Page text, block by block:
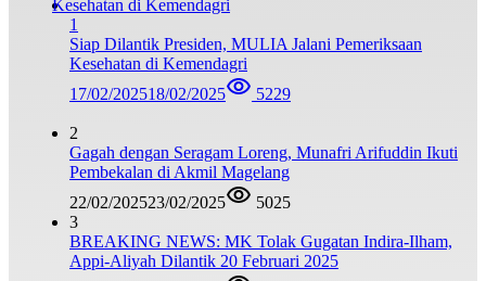
1
Siap Dilantik Presiden, MULIA Jalani Pemeriksaan
Kesehatan di Kemendagri
17/02/202518/02/2025 5229
2
Gagah dengan Seragam Loreng, Munafri Arifuddin Ikuti
Pembekalan di Akmil Magelang
22/02/202523/02/2025
5025
3
BREAKING NEWS: MK Tolak Gugatan Indira-Ilham,
Appi-Aliyah Dilantik 20 Februari 2025